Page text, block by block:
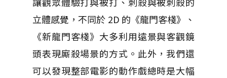
立體感覺，不同於 2D 的《龍門客棧》、
《新龍門客棧》大多利用遠景與客觀鏡
頭表現廝殺場景的方式。此外，我們還
可以發現整部電影的動作戲總時是大幅